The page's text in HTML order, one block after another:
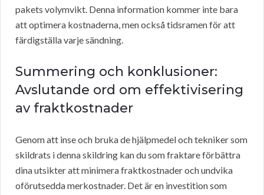
pakets volymvikt. Denna information kommer inte bara
att optimera kostnaderna, men också tidsramen för att
färdigställa varje sändning.
Summering och konklusioner:
Avslutande ord om effektivisering
av fraktkostnader
Genom att inse och bruka de hjälpmedel och tekniker som
skildrats i denna skildring kan du som fraktare förbättra
dina utsikter att minimera fraktkostnader och undvika
oförutsedda merkostnader. Det är en investition som